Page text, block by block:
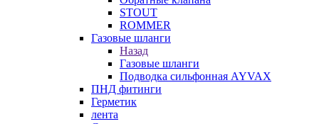
STOUT
ROMMER
Газовые шланги
Назад
Газовые шланги
Подводка сильфонная AYVAX
ПНД фитинги
Герметик
лента